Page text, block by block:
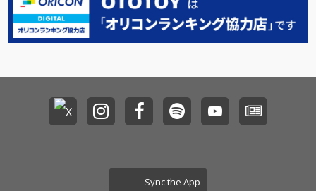
Sync the App